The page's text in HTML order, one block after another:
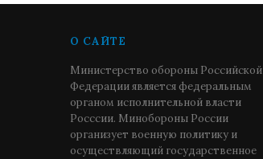
О САЙТЕ
Министерство обороны Российской
Федерации является федеральным
органом исполнительной власти
Росссии. Минобороны России
организует военную политику и
осуществляющий государственное